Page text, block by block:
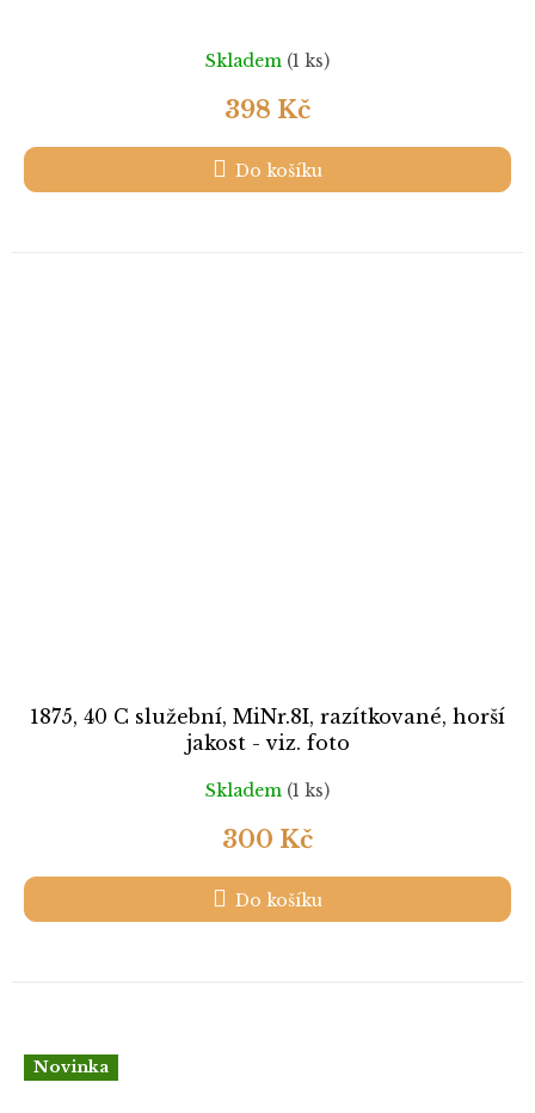
Skladem (1 ks)
398 Kč
Do košíku
1875, 40 C služební, MiNr.8I, razítkované, horší
jakost - viz. foto
Skladem (1 ks)
300 Kč
Do košíku
Novinka